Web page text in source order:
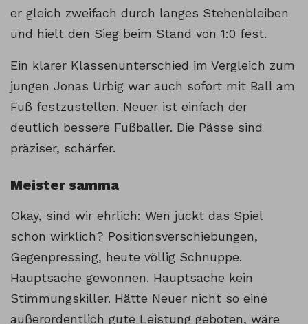
er gleich zweifach durch langes Stehenbleiben
und hielt den Sieg beim Stand von 1:0 fest.
Ein klarer Klassenunterschied im Vergleich zum
jungen Jonas Urbig war auch sofort mit Ball am
Fuß festzustellen. Neuer ist einfach der
deutlich bessere Fußballer. Die Pässe sind
präziser, schärfer.
Meister samma
Okay, sind wir ehrlich: Wen juckt das Spiel
schon wirklich? Positionsverschiebungen,
Gegenpressing, heute völlig Schnuppe.
Hauptsache gewonnen. Hauptsache kein
Stimmungskiller. Hätte Neuer nicht so eine
außerordentlich gute Leistung geboten, wäre